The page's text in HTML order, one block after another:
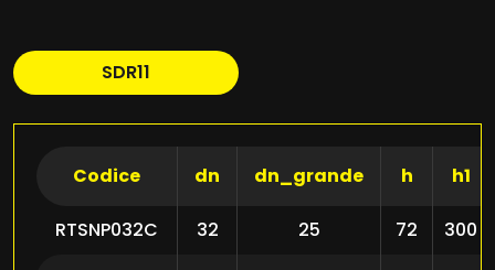
SDR11
Codice dn dn_grande h h1
RTSNP032C 32 25 72
300